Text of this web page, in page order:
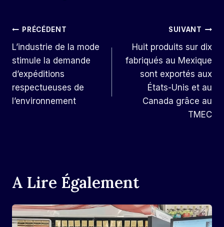
Navigation
De
L’article
PRÉCÉDENT
L’industrie de la mode
stimule la demande
d’expéditions
respectueuses de
l’environnement
SUIVANT
Huit produits sur dix
fabriqués au Mexique
sont exportés aux
États-Unis et au
Canada grâce au
TMEC
A Lire Également